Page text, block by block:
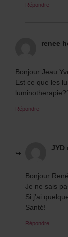
Répondre
renee
Bonjour Jeau
Est ce que les
Répondre
JYD
Bonjour
Je ne sais
Si j’ai
Santé!
Répondre